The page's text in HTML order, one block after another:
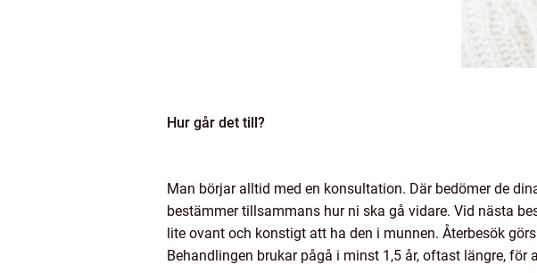
Hur går det till?
Man börjar alltid med en konsultation. Där bedömer de
bestämmer tillsammans hur ni ska gå vidare. Vid nästa
lite ovant och konstigt att ha den i munnen. Återbesök
Behandlingen brukar pågå i minst 1,5 år, oftast längre, för